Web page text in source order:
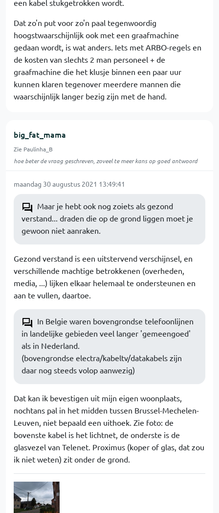
een kabel stukgetrokken wordt.
Dat zo'n put voor zo'n paal tegenwoordig
hoogstwaarschijnlijk ook met een graafmachine
gedaan wordt, is wat anders. Iets met ARBO-regels en
de kosten van slechts 2 man personeel + de
graafmachine die het klusje binnen een paar uur
kunnen klaren tegenover meerdere mannen die
waarschijnlijk langer bezig zijn met de hand.
big_fat_mama
Zie Paulinha_B
hoe beter de vraag geschreven, zoveel te meer kans op goed antwoord
maandag 30 augustus 2021 13:49:41
Maar je hebt ook nog zoiets als gezond
verstand... draden die op de grond liggen moet je
gewoon niet aanraken.
Gezond verstand is een uitstervend verschijnsel, en
verschillende machtige betrokkenen (overheden,
media, ...) lijken elkaar helemaal te ondersteunen en
aan te vullen, daartoe.
In Belgie waren bovengrondse telefoonlijnen
in landelijke gebieden veel langer 'gemeengoed'
als in Nederland.
(bovengrondse electra/kabeltv/datakabels zijn
daar nog steeds volop aanwezig)
Dat kan ik bevestigen uit mijn eigen woonplaats,
nochtans pal in het midden tussen Brussel-Mechelen-
Leuven, niet bepaald een uithoek. Zie foto: de
bovenste kabel is het lichtnet, de onderste is de
glasvezel van Telenet. Proximus (koper of glas, dat zou
ik niet weten) zit onder de grond.